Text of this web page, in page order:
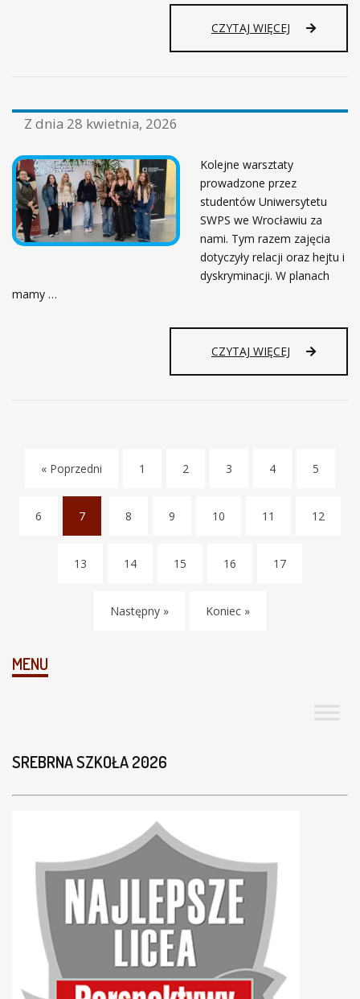
CZYTAJ WIĘCEJ
Z dnia 28 kwietnia, 2026
Kolejne warsztaty
prowadzone przez
studentów Uniwersytetu
SWPS we Wrocławiu za
nami. Tym razem zajęcia
dotyczyły relacji oraz hejtu i
dyskryminacji. W planach
mamy …
CZYTAJ WIĘCEJ
« Poprzedni 1 2 3 4 5
6
7
8 9 10 11 12
13 14 15 16 17
Następny » Koniec »
MENU
SREBRNA SZKOŁA 2026